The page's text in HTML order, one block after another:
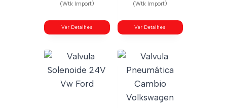
(Wtk Import)
Ver Detalhes
(Wtk Import)
Ver Detalhes